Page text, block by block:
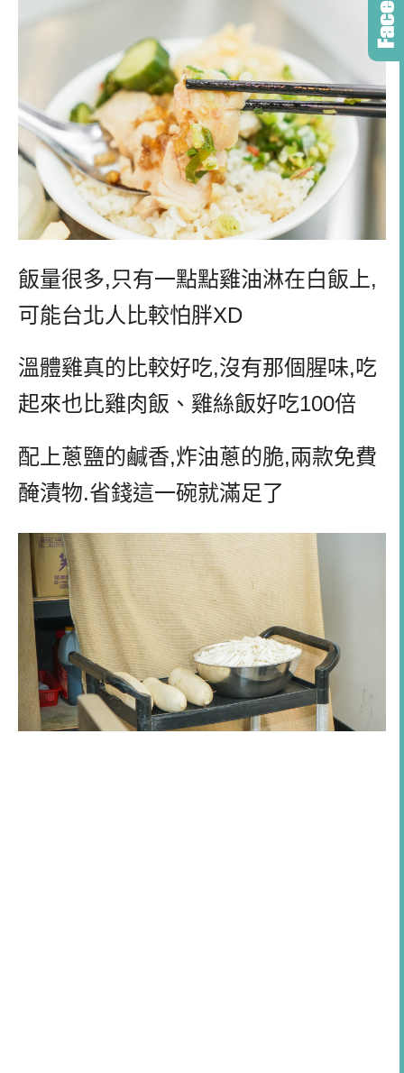
飯量很多,只有一點點雞油淋在白飯上,
可能台北人比較怕胖XD
溫體雞真的比較好吃,沒有那個腥味,吃
起來也比雞肉飯、雞絲飯好吃100倍
配上蔥鹽的鹹香,炸油蔥的脆,兩款免費
醃漬物.省錢這一碗就滿足了